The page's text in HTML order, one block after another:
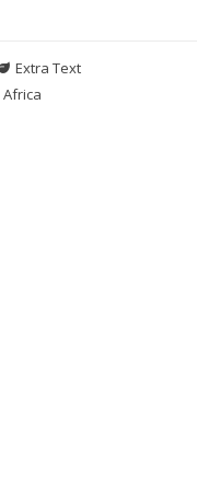
Extra Text